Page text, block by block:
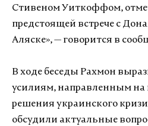
Стивеном Уиткоффом,
предстоящей встрече с
Аляске», — говорится в
В ходе беседы Рахмон
усилиям, направленным на
решения украинского
обсудили актуальные